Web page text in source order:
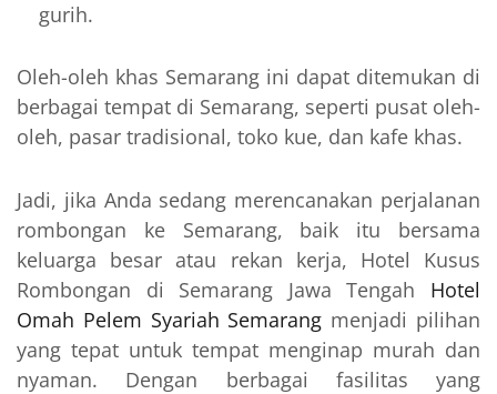
gurih.
Oleh-oleh khas Semarang ini dapat ditemukan di
berbagai tempat di Semarang, seperti pusat oleh-
oleh, pasar tradisional, toko kue, dan kafe khas.
Jadi, jika Anda sedang merencanakan perjalanan
rombongan ke Semarang, baik itu bersama
keluarga besar atau rekan kerja, Hotel Kusus
Rombongan di Semarang Jawa Tengah Hotel
Omah Pelem Syariah Semarang menjadi pilihan
yang tepat untuk tempat menginap murah dan
nyaman. Dengan berbagai fasilitas yang